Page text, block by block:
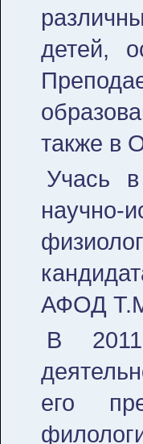
детей,
также в
Учась
АФОД
В
его